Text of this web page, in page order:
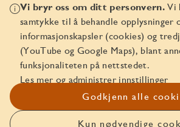
Vi bryr oss om ditt personvern.Vi
samtykke til å behandle opplysninger
informasjonskapsler (cookies) og
(YouTube og Google Maps), blant
funksjonaliteten på nettstedet.
Les mer og administrer innstillinger
Godkjenn alle
Kun nødvendige
© JM Norge AS 2026
Organisasjonsnummer 829